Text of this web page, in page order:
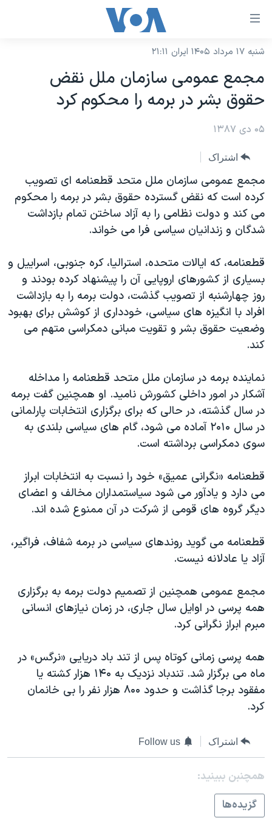
لینکهای
دسترسی
جهش
محتوای
اصلی
جهش
اصلی
جهش
به
جستجو
نسخه سبک وب‌سایت
موضوع ها
ایران
آمریکا
ورزشی
گزیده‌ها
ویدیوها
فرهنگ و زندگی
حقوق شهروندی
اقتصادی
علم و فناوری
گالری عکس
آرشیو پخش زنده
برنامه های تلویزیونی
جدول برنامه ها
جام جهانی ۲۰۲۶
عملیات خشم حماسی
بایگانی برنامه‌های تلویزیونی
مستندها
انتخابات ریاست جمهوری آمریکا ۲۰۲۴
حمله جمهوری اسلامی به اسرائیل
رمز مهسا
ورزش زنان در ایران
اعتراضات زن، زندگی، آزادی
مجموعه مستندهای دادخواهی
تریبونال مردمی آبان ۹۸
چهل سال گروگان‌گیری
قانون شفافیت دارائی کادر رهبری ایران
اسرائیل در جنگ
همایش محافظه‌کاران آمریکا «سی‌پک»
صفحه‌های ویژه
سفر پرزیدنت ترامپ به چین
فرکانس‌های صدای آمریکا
پخش رادیویی
دنبال کنید
شنبه ۱۷ مرداد ۱۴۰۵ ایران ۲۱:۱۱
مجمع عمومی سازمان ملل نقض
حقوق بشر در برمه را محکوم کرد
۰۵ دی ۱۳۸۷
اشتراک
مجمع عمومی سازمان ملل متحد قطعنامه ای تصویب
کرده است که نقض گسترده حقوق بشر در برمه را محکوم
می کند و دولت نظامی را به آزاد ساختن تمام بازداشت
شدگان و زندانیان سیاسی فرا می خواند.
قطعنامه، که ایالات متحده، استرالیا، کره جنوبی، اسراییل و
بسیاری از کشورهای اروپایی آن را پیشنهاد کرده بودند و
روز چهارشنبه از تصویب گذشت، دولت برمه را به بازداشت
افراد با انگیزه های سیاسی، خودداری از کوشش برای بهبود
وضعیت حقوق بشر و تقویت مبانی دمکراسی متهم می
کند.
نماینده برمه در سازمان ملل متحد قطعنامه را مداخله
آشکار در امور داخلی کشورش نامید. او همچنین گفت برمه
در سال گذشته، در حالی که برای برگزاری انتخابات پارلمانی
در سال ۲۰۱۰ آماده می شود، گام های سیاسی بلندی به
سوی دمکراسی برداشته است.
قطعنامه «نگرانی عمیق» خود را نسبت به انتخابات ابراز
می دارد و یادآور می شود سیاستمداران مخالف و اعضای
دیگر گروه های قومی از شرکت در آن ممنوع شده اند.
قطعنامه می گوید روندهای سیاسی در برمه شفاف، فراگیر،
آزاد یا عادلانه نیست.
مجمع عمومی همچنین از تصمیم دولت برمه به برگزاری
همه پرسی در اوایل سال جاری، در زمان نیازهای انسانی
مبرم ابراز نگرانی کرد.
همه پرسی زمانی کوتاه پس از تند باد دریایی «نرگس» در
ماه می برگزار شد. تندباد نزدیک به ۱۴۰ هزار کشته یا
مفقود برجا گذاشت و حدود ۸۰۰ هزار نفر را بی خانمان
کرد.
اشتراک Follow us
همچنبن ببینید:
گزيده‌ها